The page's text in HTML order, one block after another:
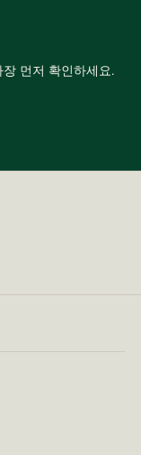
먼저 확인하세요.